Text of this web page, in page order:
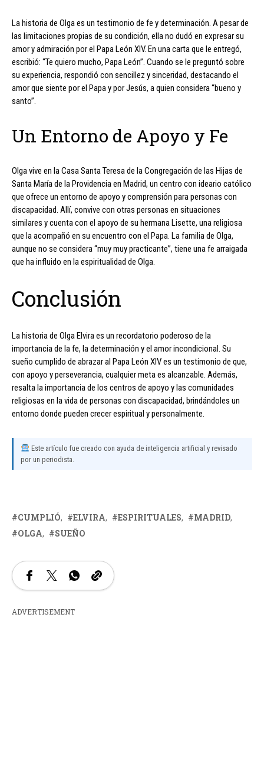
La historia de Olga es un testimonio de fe y determinación. A pesar de
las limitaciones propias de su condición, ella no dudó en expresar su
amor y admiración por el Papa León XIV. En una carta que le entregó,
escribió: “Te quiero mucho, Papa León”. Cuando se le preguntó sobre
su experiencia, respondió con sencillez y sinceridad, destacando el
amor que siente por el Papa y por Jesús, a quien considera “bueno y
santo”.
Un Entorno de Apoyo y Fe
Olga vive en la Casa Santa Teresa de la Congregación de las Hijas de
Santa María de la Providencia en Madrid, un centro con ideario católico
que ofrece un entorno de apoyo y comprensión para personas con
discapacidad. Allí, convive con otras personas en situaciones
similares y cuenta con el apoyo de su hermana Lisette, una religiosa
que la acompañó en su encuentro con el Papa. La familia de Olga,
aunque no se considera “muy muy practicante”, tiene una fe arraigada
que ha influido en la espiritualidad de Olga.
Conclusión
La historia de Olga Elvira es un recordatorio poderoso de la
importancia de la fe, la determinación y el amor incondicional. Su
sueño cumplido de abrazar al Papa León XIV es un testimonio de que,
con apoyo y perseverancia, cualquier meta es alcanzable. Además,
resalta la importancia de los centros de apoyo y las comunidades
religiosas en la vida de personas con discapacidad, brindándoles un
entorno donde pueden crecer espiritual y personalmente.
Este artículo fue creado con ayuda de inteligencia artificial y revisado
por un periodista.
CUMPLIÓ ELVIRA ESPIRITUALES
MADRID
OLGA
SUEÑO
ADVERTISEMENT